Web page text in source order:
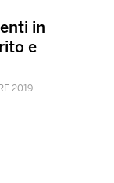
in
e
2019